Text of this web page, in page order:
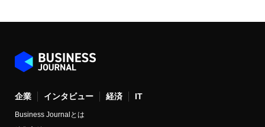
企業 インタビュー 経済 IT
Business Journalとは